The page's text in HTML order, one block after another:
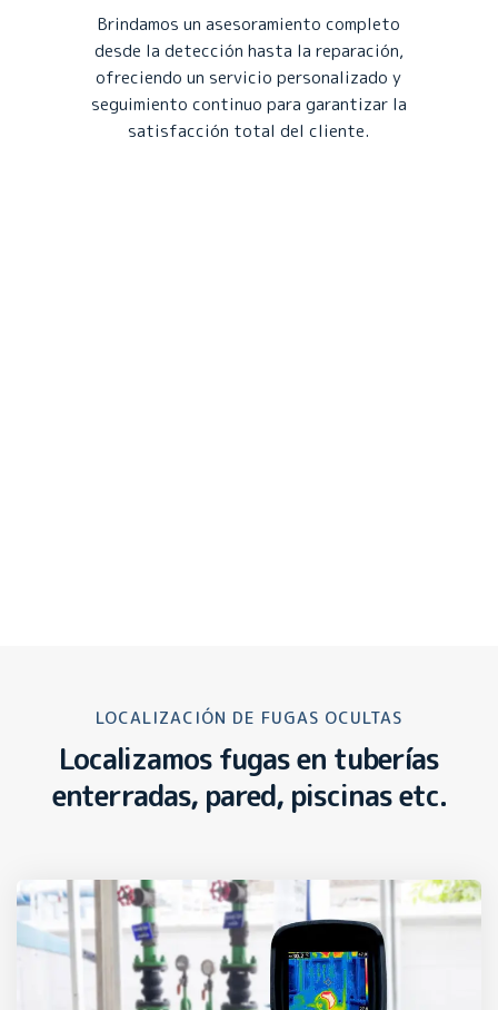
Brindamos un asesoramiento completo
desde la detección hasta la reparación,
ofreciendo un servicio personalizado y
seguimiento continuo para garantizar la
satisfacción total del cliente.
LOCALIZACIÓN DE FUGAS OCULTAS
Localizamos fugas en tuberías
enterradas, pared, piscinas etc.